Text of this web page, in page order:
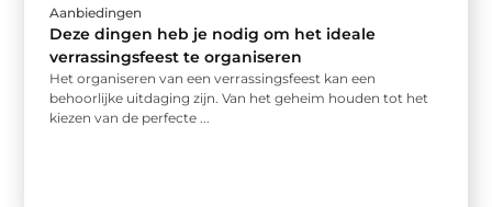
Aanbiedingen
Deze dingen heb je nodig om het ideale
verrassingsfeest te organiseren
Het organiseren van een verrassingsfeest kan een
behoorlijke uitdaging zijn. Van het geheim houden tot het
kiezen van de perfecte ...